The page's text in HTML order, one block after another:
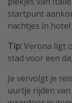
startpunt
nachtjes in
Tip:Verona ligt
stad voor een
Je vervolgt je
uurtje rijden